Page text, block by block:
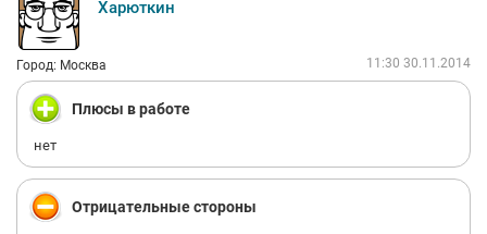
Харюткин
Город: Москва 11:30 30.11.2014
Плюсы в работе
нет
Отрицательные стороны